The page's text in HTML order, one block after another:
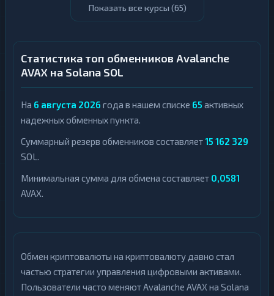
Показать все курсы (65)
Статистика топ обменников Avalanche
AVAX на Solana SOL
На 6 августа 2026 года в нашем списке 65 активных
надежных обменных пункта.
Суммарный резерв обменников составляет15 162 329
SOL.
Минимальная сумма для обмена составляет 0,0581
AVAX.
Обмен криптовалюты на криптовалюту давно стал
частью стратегии управления цифровыми активами.
Пользователи часто меняют Avalanche AVAX на Solana